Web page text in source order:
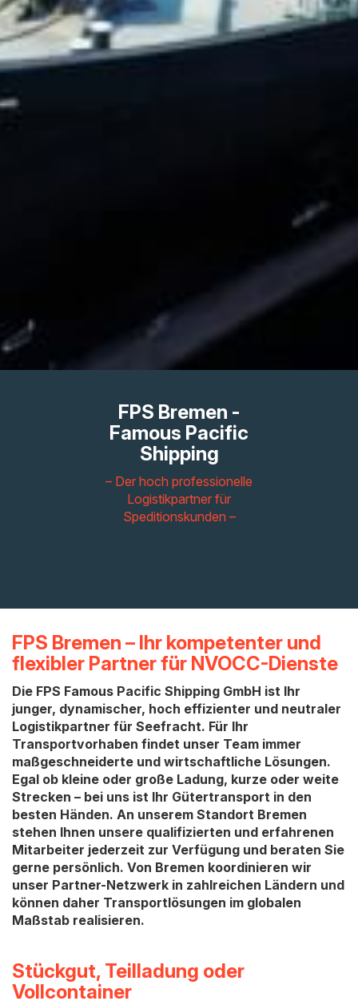
FPS Bremen -
Famous Pacific
Shipping
– Der hoch professionelle
Logistikpartner für
Speditionskunden –
FPS Bremen – Ihr kompetenter und
flexibler Partner für NVOCC-Dienste
Die FPS Famous Pacific Shipping GmbH ist Ihr
junger, dynamischer, hoch effizienter und neutraler
Logistikpartner für Seefracht. Für Ihr
Transportvorhaben findet unser Team immer
maßgeschneiderte und wirtschaftliche Lösungen.
Egal ob kleine oder große Ladung, kurze oder weite
Strecken – bei uns ist Ihr Gütertransport in den
besten Händen. An unserem Standort Bremen
stehen Ihnen unsere qualifizierten und erfahrenen
Mitarbeiter jederzeit zur Verfügung und beraten Sie
gerne persönlich. Von Bremen koordinieren wir
unser Partner-Netzwerk in zahlreichen Ländern und
können daher Transportlösungen im globalen
Maßstab realisieren.
Stückgut, Teilladung oder
Vollcontainer